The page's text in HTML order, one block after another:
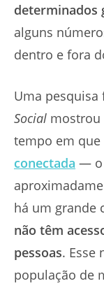
determinados
alguns
dentro e fora
Uma pesquisa
Social mostrou
tempo em que
conectada — o
há um grande
não têm
pessoas. Esse
população de